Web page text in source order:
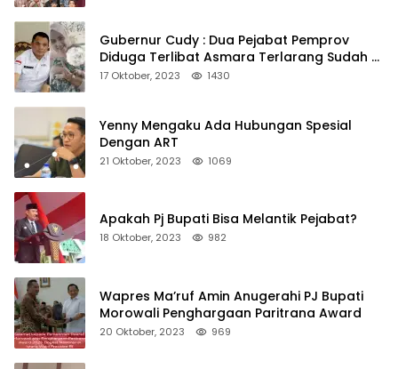
Gubernur Cudy : Dua Pejabat Pemprov
Diduga Terlibat Asmara Terlarang Sudah di
Non Job
17 Oktober, 2023 1430
Yenny Mengaku Ada Hubungan Spesial
Dengan ART
21 Oktober, 2023 1069
Apakah Pj Bupati Bisa Melantik Pejabat?
18 Oktober, 2023 982
Wapres Ma’ruf Amin Anugerahi PJ Bupati
Morowali Penghargaan Paritrana Award
20 Oktober, 2023 969